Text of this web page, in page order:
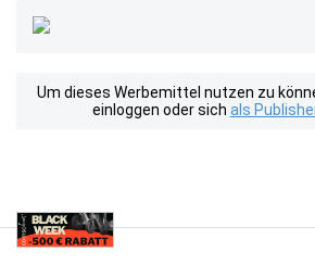
Um dieses Werbemittel nutzen zu
einloggen oder sich als